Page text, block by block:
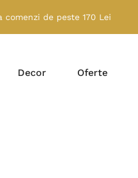
de peste 170 Lei
Decor Oferte